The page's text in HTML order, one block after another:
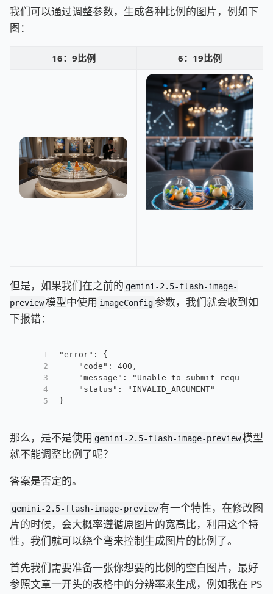
我们可以通过调整参数，生成各种比例的图片，例如下
图：
16：9比例 6：19比例
但是，如果我们在之前的 gemini-2.5-flash-image-
preview模型中使用 imageConfig 参数，我们就会收到如
下报错：
1
2
3
4
5
"error": {
    "code": 400,
"message": "Unable to submit request
    "status": "INVALID_ARGUMENT"
}
那么，是不是使用 gemini-2.5-flash-image-preview模型
就不能调整比例了呢？
答案是否定的。
gemini-2.5-flash-image-preview 有一个特性，在修改图
片的时候，会大概率遵循原图片的宽高比，利用这个特
性，我们就可以绕个弯来控制生成图片的比例了。
首先我们需要准备一张你想要的比例的空白图片，最好
参照文章一开头的表格中的分辨率来生成，例如我在 PS